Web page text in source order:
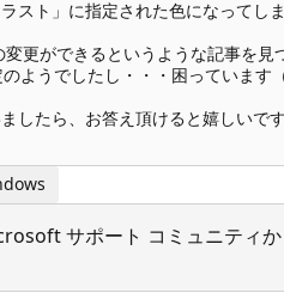
スト」に指定された色になってし
更ができるというような記事を見
ようでしたし・・・困っています
したら、お答え頂けると嬉しいで
サポート コミュニティ